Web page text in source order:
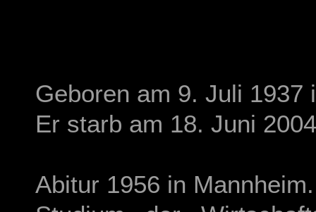
Geboren am 9. Juli 1937
Er starb am 18. Juni
Abitur 1956 in Mannheim.